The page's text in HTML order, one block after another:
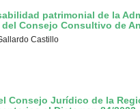
patrimonial de la
Consejo Consultivo de
Castillo
Consejo Jurídico de la